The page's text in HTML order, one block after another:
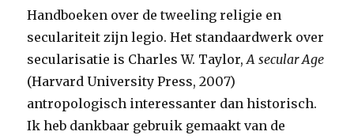
Handboeken over de tweeling religie en
seculariteit zijn legio. Het standaardwerk over
secularisatie is Charles W. Taylor,A secular Age
(Harvard University Press, 2007)
antropologisch interessanter dan historisch.
Ik heb dankbaar gebruik gemaakt van de